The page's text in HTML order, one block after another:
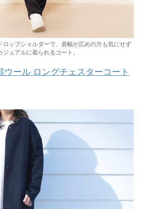
ロップショルダーで、肩幅が広めの方も気にせず
ジュアルに着られるコート。
ール ロングチェスターコート